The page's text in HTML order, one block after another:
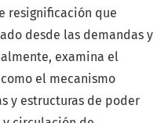
resignificación que
desde las demandas y
examina el
el mecanismo
y estructuras de poder